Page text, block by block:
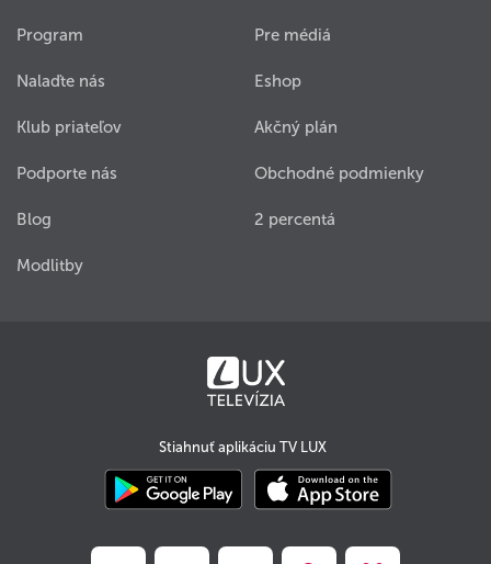
Program
Nalaďte nás
Klub priateľov
Podporte nás
Blog
Modlitby
Pre médiá
Eshop
Akčný plán
Obchodné podmienky
2 percentá
Stiahnuť aplikáciu TV LUX